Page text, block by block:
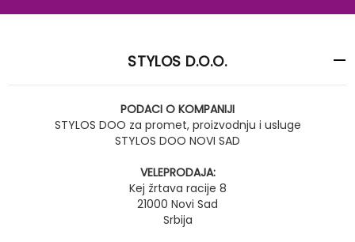
STYLOS D.O.O.
PODACI O KOMPANIJI
STYLOS DOO za promet, proizvodnju i usluge
STYLOS DOO NOVI SAD
VELEPRODAJA:
Kej žrtava racije 8
21000 Novi Sad
Srbija